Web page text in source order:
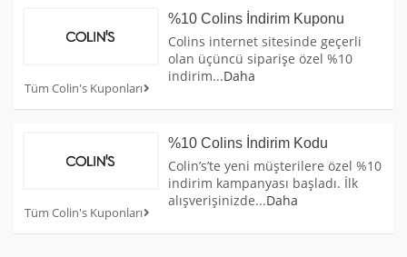
Tüm Colin's Kuponları
%10 Colins İndirim Kuponu
Colins internet sitesinde geçerli
olan üçüncü siparişe özel %10
indirim...Daha
Tüm Colin's Kuponları
%10 Colins İndirim Kodu
Colin’s’te yeni müşterilere özel %10
indirim kampanyası başladı. İlk
alışverişinizde...Daha